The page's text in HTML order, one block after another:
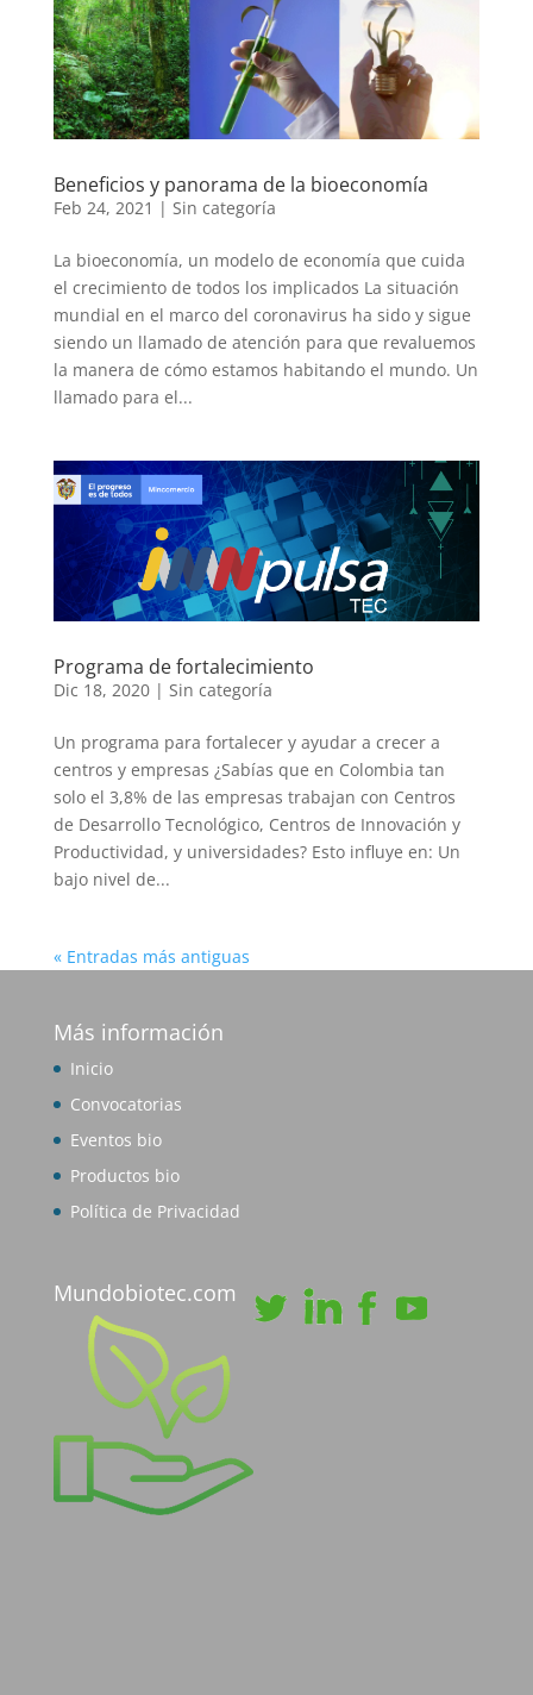
Beneficios y panorama de la bioeconomía
Feb 24, 2021 | Sin categoría
La bioeconomía, un modelo de economía que cuida
el crecimiento de todos los implicados La situación
mundial en el marco del coronavirus ha sido y sigue
siendo un llamado de atención para que revaluemos
la manera de cómo estamos habitando el mundo. Un
llamado para el...
Programa de fortalecimiento
Dic 18, 2020| Sin categoría
Un programa para fortalecer y ayudar a crecer a
centros y empresas ¿Sabías que en Colombia tan
solo el 3,8% de las empresas trabajan con Centros
de Desarrollo Tecnológico, Centros de Innovación y
Productividad, y universidades? Esto influye en: Un
bajo nivel de...
« Entradas más antiguas
Más información
Inicio
Convocatorias
Eventos bio
Productos bio
Política de Privacidad
Mundobiotec.com